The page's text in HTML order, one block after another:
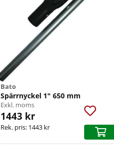
Bato
Spärrnyckel 1" 650 mm
Exkl. moms
1443 kr
Rek. pris: 1443 kr